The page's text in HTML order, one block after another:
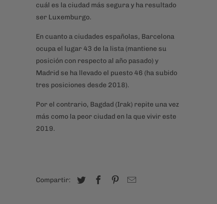
cuál es la ciudad más segura y ha resultado
ser Luxemburgo.
En cuanto a ciudades españolas, Barcelona
ocupa el lugar 43 de la lista (mantiene su
posición con respecto al año pasado) y
Madrid se ha llevado el puesto 46 (ha subido
tres posiciones desde 2018).
Por el contrario, Bagdad (Irak) repite una vez
más como la peor ciudad en la que vivir este
2019.
Compartir: